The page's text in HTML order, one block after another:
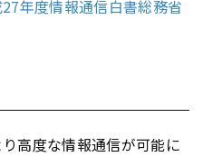
年度情報通信白書総務省
高度な情報通信が可能に